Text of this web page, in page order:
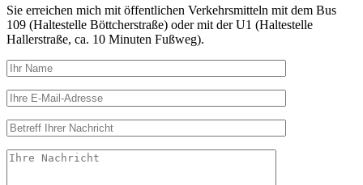
Sie erreichen mich mit öffentlichen Verkehrsmitteln mit dem Bus
109 (Haltestelle Böttcherstraße) oder mit der U1 (Haltestelle
Hallerstraße, ca. 10 Minuten Fußweg).